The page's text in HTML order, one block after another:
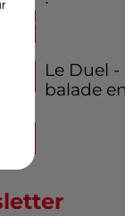
Le Duel
balade